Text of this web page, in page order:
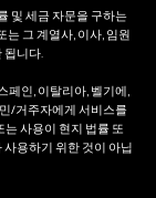
및 세금 자문을 구하는
는 그 계열사, 이사, 임원
됩니다.
페인, 이탈리아, 벨기에,
/거주자에게 서비스를
는 사용이 현지 법률 또
용하기 위한 것이 아닙